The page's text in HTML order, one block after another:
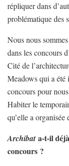
répliquer dans
problématique des
Nous nous
dans les concours
Cité de
Meadows qui a été
concours pour
Habiter le
qu’elle a organisée
Archibata-t-il déjà
concours ?